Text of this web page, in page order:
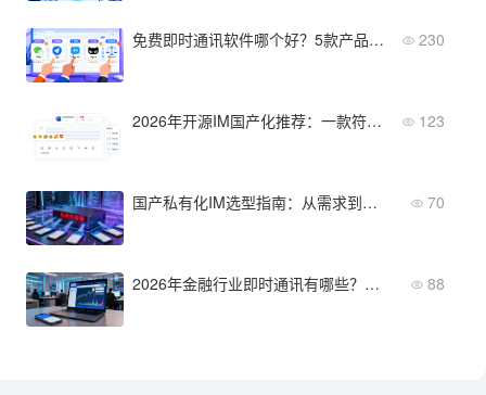
免费即时通讯软件哪个好？5款产品功能、限制、升级成本对比 230
2026年开源IM国产化推荐：一款符合信创合规的企业即时通信软件 123
国产私有化IM选型指南：从需求到落地的完整流程 70
2026年金融行业即时通讯有哪些？从功能到部署全维度对比 88